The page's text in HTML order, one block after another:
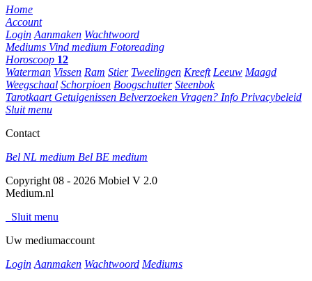
Home
Account
Login Aanmaken Wachtwoord
Mediums Vind medium Fotoreading
Horoscoop 12
Waterman Vissen Ram Stier Tweelingen Kreeft Leeuw Maagd
Weegschaal Schorpioen Boogschutter Steenbok
Tarotkaart Getuigenissen Belverzoeken Vragen? Info Privacybeleid
Sluit menu
Contact
Bel NL medium Bel BE medium
Copyright 08 - 2026 Mobiel V 2.0
Medium.nl
Sluit menu
Uw mediumaccount
Login Aanmaken Wachtwoord Mediums